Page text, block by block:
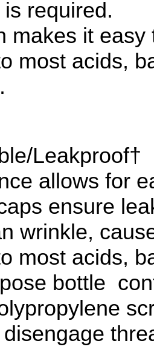
required.
makes it
most acids,
Leakproof†
allows for
ensure
wrinkle,
most acids,
bottle